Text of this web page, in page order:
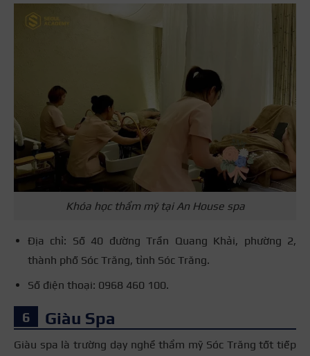
Khóa học thẩm mỹ tại An House spa
Địa chỉ: Số 40 đường Trần Quang Khải, phường 2,
thành phố Sóc Trăng, tỉnh Sóc Trăng.
Số điện thoại: 0968 460 100.
Giàu Spa
Giàu spa làtrường dạy nghề thẩm mỹ Sóc Trăng tốt tiếp